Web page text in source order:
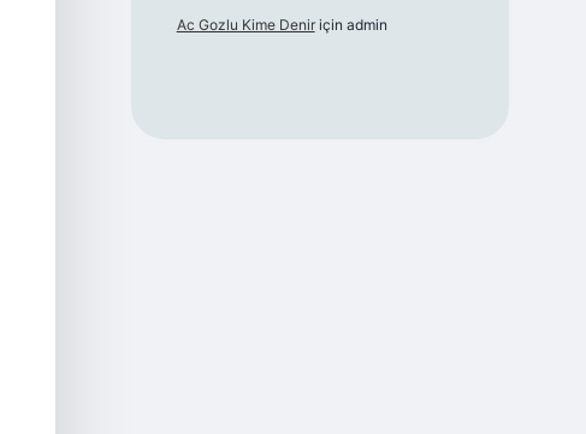
Ac Gozlu Kime Deniriçin admin